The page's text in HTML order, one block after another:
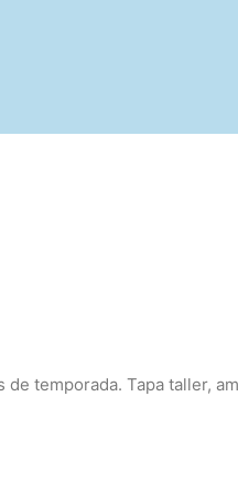
de temporada. Tapa taller,